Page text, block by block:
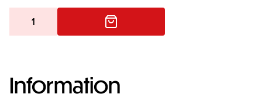
Pink
Lady
Information